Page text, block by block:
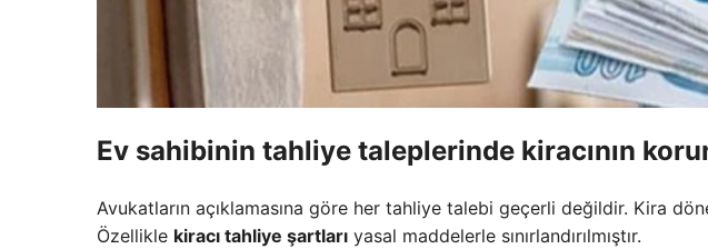
Ev sahibinin tahliye taleplerinde kiracının
Avukatların açıklamasına göre her tahliye talebi geçerli değildir. Kira
Özellikle kiracı tahliye şartları yasal maddelerle sınırlandırılmıştır.